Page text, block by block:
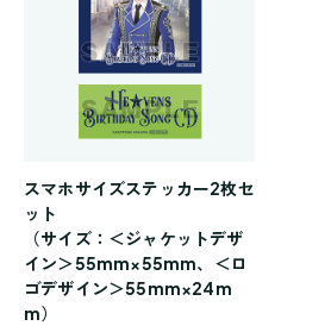
スマホサイズステッカー2枚セ
ット
（サイズ：＜ジャケットデザ
イン＞55mm×55mm、＜ロ
ゴデザイン＞55mm×24m
m）